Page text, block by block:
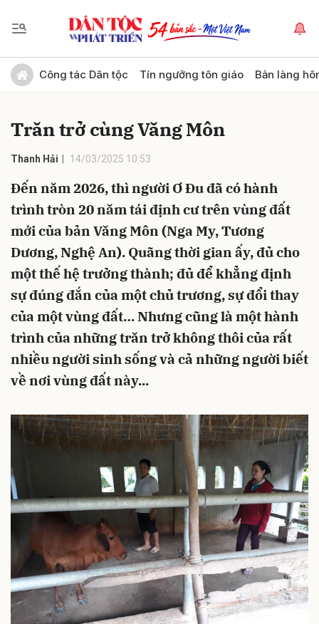
Công tác Dân tộc Tín ngưỡng tôn giáo Bản làng
Trăn trở cùng Văng Môn
Thanh Hải 14/03/2025 10:53
Đến năm 2026, thì người Ơ Đu đã có hành
trình tròn 20 năm tái định cư trên vùng đất
mới của bản Văng Môn (Nga My, Tương
Dương, Nghệ An). Quãng thời gian ấy, đủ cho
một thế hệ trưởng thành; đủ để khẳng định
sự đúng đắn của một chủ trương, sự đổi thay
của một vùng đất… Nhưng cũng là một hành
trình của những trăn trở không thôi của rất
nhiều người sinh sống và cả những người biết
về nơi vùng đất này...
Gửi bình luận
Hủy Gửi